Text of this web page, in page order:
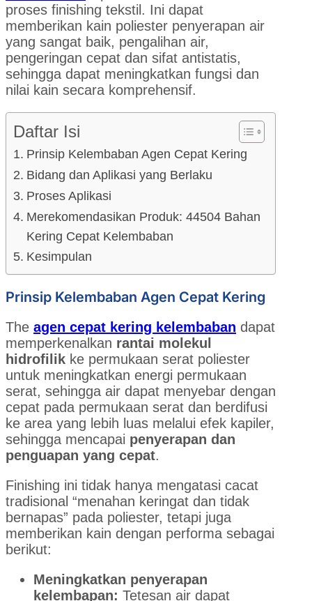
proses finishing tekstil. Ini dapat
memberikan kain poliester penyerapan air
yang sangat baik, pengalihan air,
pengeringan cepat dan sifat antistatis,
sehingga dapat meningkatkan fungsi dan
nilai kain secara komprehensif.
Daftar Isi
Prinsip Kelembaban Agen Cepat Kering
Bidang dan Aplikasi yang Berlaku
Proses Aplikasi
Merekomendasikan Produk: 44504 Bahan
Kering Cepat Kelembaban
Kesimpulan
Prinsip Kelembaban Agen Cepat Kering
The agen cepat kering kelembaban dapat
memperkenalkan rantai molekul
hidrofilik ke permukaan serat poliester
untuk meningkatkan energi permukaan
serat, sehingga air dapat menyebar dengan
cepat pada permukaan serat dan berdifusi
ke area yang lebih luas melalui efek kapiler,
sehingga mencapai penyerapan dan
penguapan yang cepat.
Finishing ini tidak hanya mengatasi cacat
tradisional “menahan keringat dan tidak
bernapas” pada poliester, tetapi juga
memberikan kain dengan performa sebagai
berikut:
Meningkatkan penyerapan
kelembapan: Tetesan air dapat